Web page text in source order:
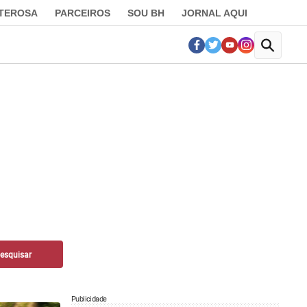
PARCEIROS SOU BH JORNAL AQUI
Publicidade